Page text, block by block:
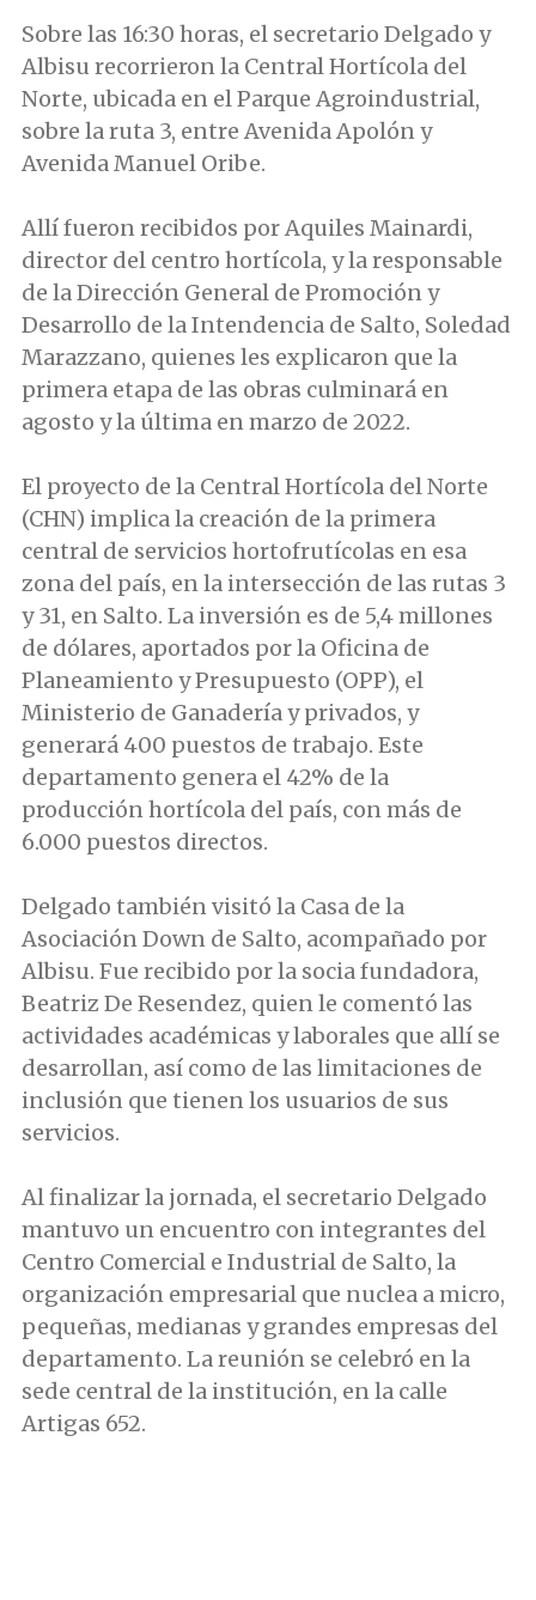
Sobre las 16:30 horas, el secretario Delgado y
Albisu recorrieron la Central Hortícola del
Norte, ubicada en el Parque Agroindustrial,
sobre la ruta 3, entre Avenida Apolón y
Avenida Manuel Oribe.
Allí fueron recibidos por Aquiles Mainardi,
director del centro hortícola, y la responsable
de la Dirección General de Promoción y
Desarrollo de la Intendencia de Salto, Soledad
Marazzano, quienes les explicaron que la
primera etapa de las obras culminará en
agosto y la última en marzo de 2022.
El proyecto de la Central Hortícola del Norte
(CHN) implica la creación de la primera
central de servicios hortofrutícolas en esa
zona del país, en la intersección de las rutas 3
y 31, en Salto. La inversión es de 5,4 millones
de dólares, aportados por la Oficina de
Planeamiento y Presupuesto (OPP), el
Ministerio de Ganadería y privados, y
generará 400 puestos de trabajo. Este
departamento genera el 42% de la
producción hortícola del país, con más de
6.000 puestos directos.
Delgado también visitó la Casa de la
Asociación Down de Salto, acompañado por
Albisu. Fue recibido por la socia fundadora,
Beatriz De Resendez, quien le comentó las
actividades académicas y laborales que allí se
desarrollan, así como de las limitaciones de
inclusión que tienen los usuarios de sus
servicios.
Al finalizar la jornada, el secretario Delgado
mantuvo un encuentro con integrantes del
Centro Comercial e Industrial de Salto, la
organización empresarial que nuclea a micro,
pequeñas, medianas y grandes empresas del
departamento. La reunión se celebró en la
sede central de la institución, en la calle
Artigas 652.